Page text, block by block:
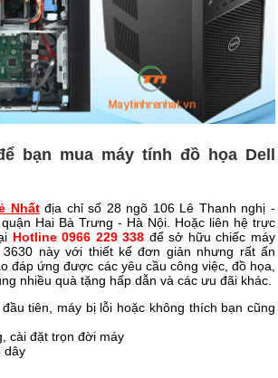
bạn mua máy tính đồ họa Dell
Nhấtđịa chỉ số 28 ngõ 106 Lê Thanh nghị -
Hai Bà Trưng - Hà Nội. Hoặc liên hệ trực
Hotline 0966 229 338 để sở hữu chiếc máy
3630 này với thiết kế đơn giản nhưng rất ấn
đáp ứng được các yêu cầu công việc, đồ họa,
nhiều quà tặng hấp dẫn và các ưu đãi khác.
tiên, máy bị lỗi hoặc không thích bạn cũng
cài đặt trọn đời máy
dây